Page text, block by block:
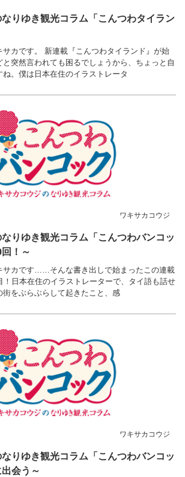
りゆき観光コラム「こんつわタイラン
サカです。 新連載『こんつわタイランド』が始
突然言われても困るでしょうから、ちょっと自
。僕は日本在住のイラストレータ
ワキサカコウジ
りゆき観光コラム「こんつわバンコッ
！～
サカです……そんな書き出しで始まったこの連載
！日本在住のイラストレーターで、タイ語も話せ
街をぶらぶらして起きたこと、感
ワキサカコウジ
りゆき観光コラム「こんつわバンコッ
会う～